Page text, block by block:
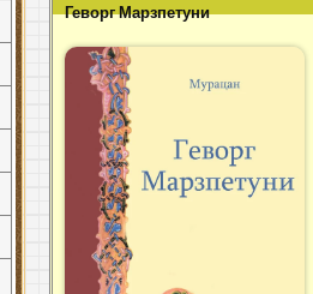
Геворг Марзпетуни